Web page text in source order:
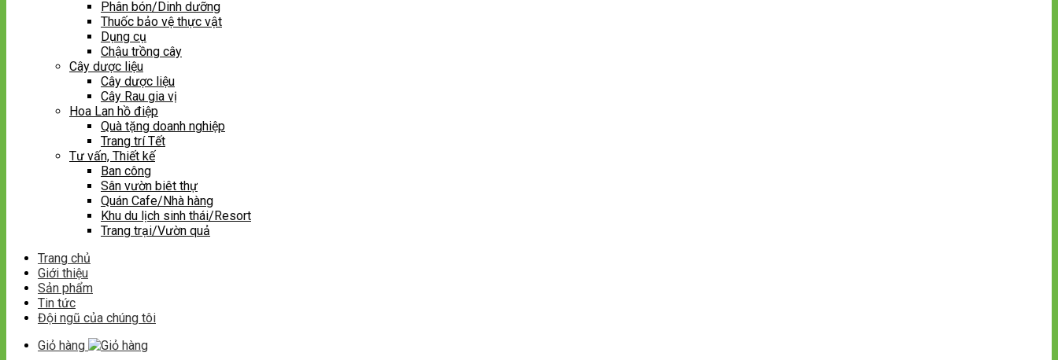
Phân bón/Dinh dưỡng
Thuốc bảo vệ thực vật
Dụng cụ
Chậu trồng cây
Cây dược liệu
Cây dược liệu
Cây Rau gia vị
Hoa Lan hồ điệp
Quà tặng doanh nghiệp
Trang trí Tết
Tư vấn, Thiết kế
Ban công
Sân vườn biêt thự
Quán Cafe/Nhà hàng
Khu du lịch sinh thái/Resort
Trang trại/Vườn quả
Trang chủ
Giới thiệu
Sản phẩm
Tin tức
Đội ngũ của chúng tôi
Giỏ hàng